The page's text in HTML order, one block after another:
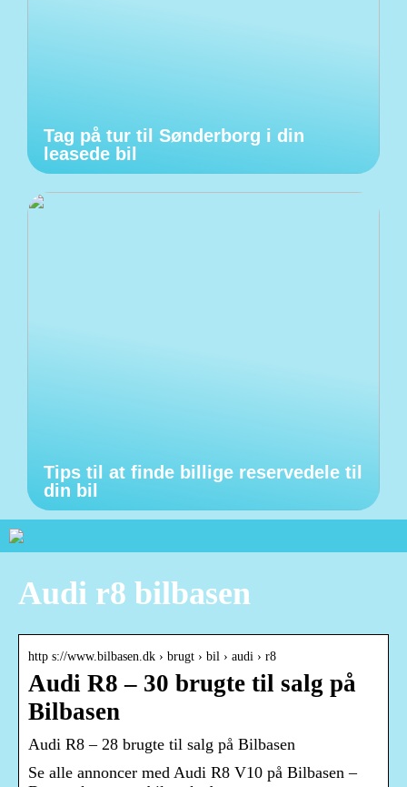
Tag på tur til Sønderborg i din
leasede bil
Tips til at finde billige reservedele til
din bil
Audi r8 bilbasen
http s://www.bilbasen.dk › brugt › bil › audi › r8
Audi R8 – 30 brugte til salg på
Bilbasen
Audi R8 – 28 brugte til salg på Bilbasen
Se alle annoncer med Audi R8 V10 på Bilbasen –